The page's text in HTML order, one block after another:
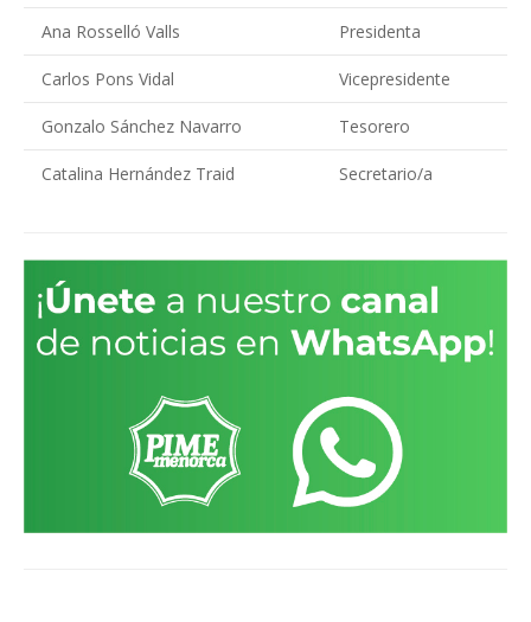
Ana Rosselló Valls Presidenta
Carlos Pons Vidal Vicepresidente
Gonzalo Sánchez Navarro Tesorero
Catalina Hernández Traid Secretario/a